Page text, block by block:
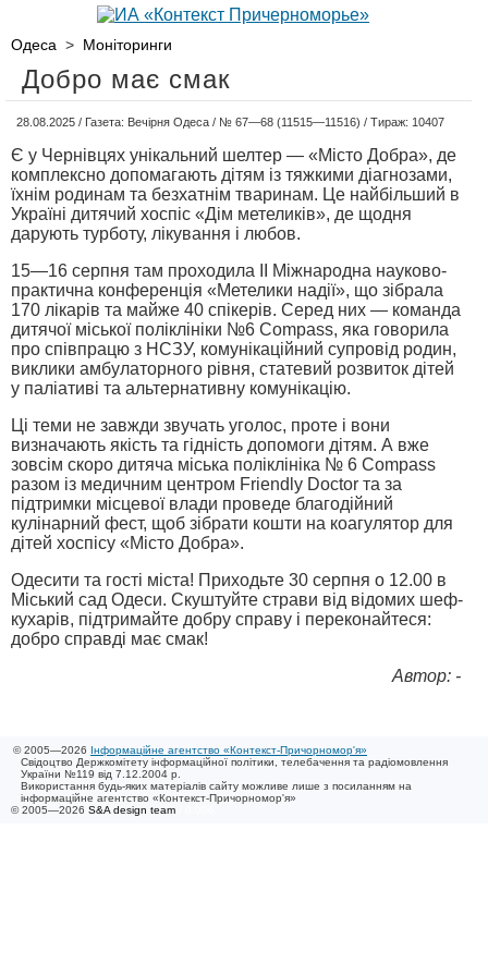
Одеса > Моніторинги
Добро має смак
28.08.2025 / Газета: Вечірня Одеса / № 67—68 (11515—11516) / Тираж: 10407
Є у Чернівцях унікальний шелтер — «Місто Добра», де
комплексно допомагають дітям із тяжкими діагнозами,
їхнім родинам та безхатнім тваринам. Це найбільший в
Україні дитячий хоспіс «Дім метеликів», де щодня
дарують турботу, лікування і любов.
15—16 серпня там проходила ІІ Міжнародна науково-
практична конференція «Метелики надії», що зібрала
170 лікарів та майже 40 спікерів. Серед них — команда
дитячої міської поліклініки №6 Compass, яка говорила
про співпрацю з НСЗУ, комунікаційний супровід родин,
виклики амбулаторного рівня, статевий розвиток дітей
у паліативі та альтернативну комунікацію.
Ці теми не завжди звучать уголос, проте і вони
визначають якість та гідність допомоги дітям. А вже
зовсім скоро дитяча міська поліклініка № 6 Compass
разом із медичним центром Friendly Doctor та за
підтримки місцевої влади проведе благодійний
кулінарний фест, щоб зібрати кошти на коагулятор для
дітей хоспісу «Місто Добра».
Одесити та гості міста! Приходьте 30 серпня о 12.00 в
Міський сад Одеси. Скуштуйте страви від відомих шеф-
кухарів, підтримайте добру справу і переконайтеся:
добро справді має смак!
Автор: -
© 2005—2026 Інформаційне агентство «Контекст-Причорномор'я»
Свідоцтво Держкомітету інформаційної політики, телебачення та радіомовлення
України №119 від 7.12.2004 р.
Використання будь-яких матеріалів сайту можливе лише з посиланням на
інформаційне агентство «Контекст-Причорномор'я»
© 2005—2026 S&A design team